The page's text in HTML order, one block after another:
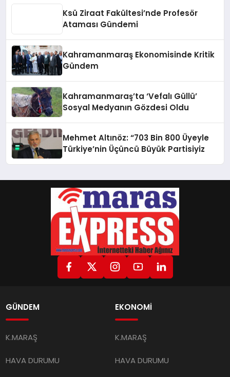
Ksü Ziraat Fakültesi’nde Profesör
Ataması Gündemi
Kahramanmaraş Ekonomisinde Kritik
Gündem
Kahramanmaraş’ta ‘Vefalı Güllü’
Sosyal Medyanın Gözdesi Oldu
Mehmet Altınöz: “703 Bin 800 Üyeyle
Türkiye’nin Üçüncü Büyük Partisiyiz
GÜNDEM
K.MARAŞ
HAVA DURUMU
EKONOMİ
K.MARAŞ
HAVA DURUMU